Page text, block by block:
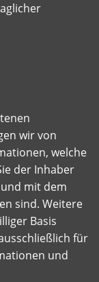
wir von
welche
der Inhaber
mit dem
sind. Weitere
Basis
für
und